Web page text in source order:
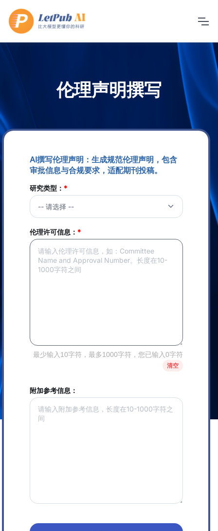
伦理声明撰写
AI撰写伦理声明：生成规范伦理声明，包含
审批信息与合规要求，适配期刊投稿。
研究类型： *
伦理许可信息： *
最少输入10字符，最多1000字符，您已输入0字符
清空
附加参考信息：